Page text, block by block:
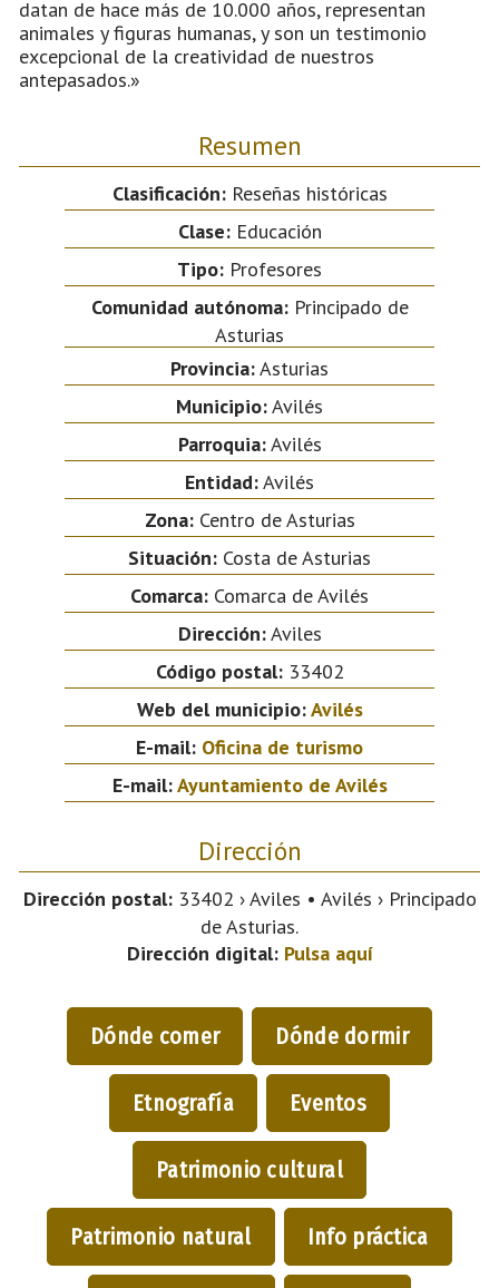
datan de hace más de 10.000 años, representan
animales y figuras humanas, y son un testimonio
excepcional de la creatividad de nuestros
antepasados.»
Resumen
Clasificación:Reseñas históricas
Clase:Educación
Tipo: Profesores
Comunidad autónoma:Principado de
Asturias
Provincia:Asturias
Municipio:Avilés
Parroquia:Avilés
Entidad:Avilés
Zona:Centro de Asturias
Situación: Costa de Asturias
Comarca: Comarca de Avilés
Dirección:Aviles
Código postal:33402
Web del municipio:Avilés
E-mail: Oficina de turismo
E-mail:Ayuntamiento de Avilés
Dirección
Dirección postal:33402 › Aviles • Avilés › Principado
de Asturias.
Dirección digital: Pulsa aquí
Dónde comer Dónde dormir
Etnografía Eventos
Patrimonio cultural
Patrimonio natural Info práctica